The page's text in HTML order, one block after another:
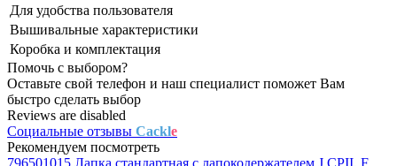
Для удобства пользователя
Вышивальные характеристики
Коробка и комплектация
Помочь с выбором?
Оставьте свой телефон и наш специалист поможет Вам
быстро сделать выбор
Reviews are disabled
Социальные отзывы Cackle
Рекомендуем посмотреть